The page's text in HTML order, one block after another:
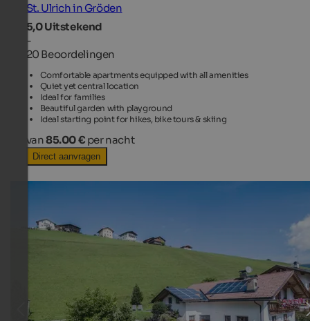
St. Ulrich in Gröden
5,0Uitstekend
-
20 Beoordelingen
Comfortable apartments equipped with all amenities
Quiet yet central location
Ideal for families
Beautiful garden with playground
Ideal starting point for hikes, bike tours & skiing
van85.00 € per nacht
Direct aanvragen